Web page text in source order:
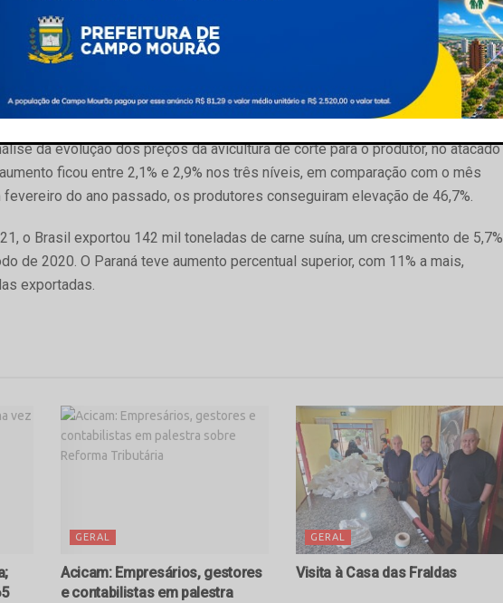
crescimento de 8% no volume e de 11% no valor recebido no ano passado,
parte do rebanho de porcos dizimado pela peste suína, a China foi o
bovina brasileira. O volume cresceu 75%, com 868.870 toneladas enviadas
da evolução dos preços da avicultura de corte para o produtor, no atacado
ficou entre 2,1% e 2,9% nos três níveis, em comparação com o mês
do ano passado, os produtores conseguiram elevação de 46,7%.
o Brasil exportou 142 mil toneladas de carne suína, um crescimento de 5,7%
de 2020. O Paraná teve aumento percentual superior, com 11% a mais,
exportadas.
GERAL
Acicam: Empresários, gestores
e contabilistas em palestra
GERAL
Visita à Casa das Fraldas